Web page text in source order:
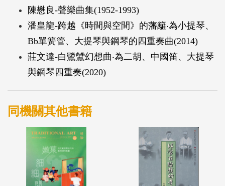
樂語彙及具挑戰性的演奏技巧。
「鋼琴獨奏曲集第二冊」匯集郭芝苑於1956至2009年
間創作的五部鋼琴作品：《臺灣古樂幻想曲》
(1956)、《鋼琴小曲六首》(1962-1964)、《臺灣古樂
變奏曲與賦格》(1972)、青少年鋼琴曲《四首臺灣傳
統曲調》(2007)、幻想曲《臺灣交加調》(2009)。
陳懋良-聲樂曲集(1952-1993)
潘皇龍-跨越《時間與空間》的藩籬‧為小提琴、
Bb單簧管、大提琴與鋼琴的四重奏曲(2014)
莊文達-白鷺鷥幻想曲‧為二胡、中國笛、大提琴
與鋼琴四重奏(2020)
同機關其他書籍